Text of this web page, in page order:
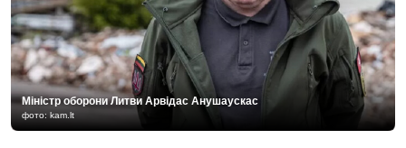
Міністр оборони Литви Арвідас Анушаускас
фото: kam.lt